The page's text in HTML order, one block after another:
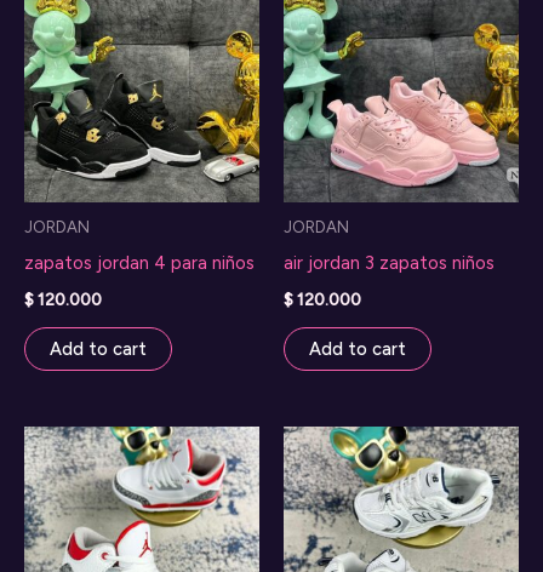
JORDAN
zapatos jordan 4 para niños
$120.000
Add to cart
JORDAN
air jordan 3 zapatos niños
$120.000
Add to cart